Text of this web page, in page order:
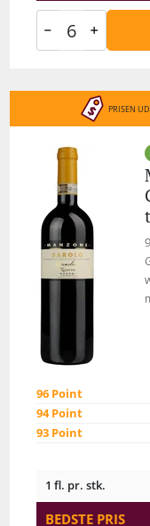
PRISEN
96 Point
94 Point
93 Point
1 fl. pr. stk.
BEDSTE PRIS